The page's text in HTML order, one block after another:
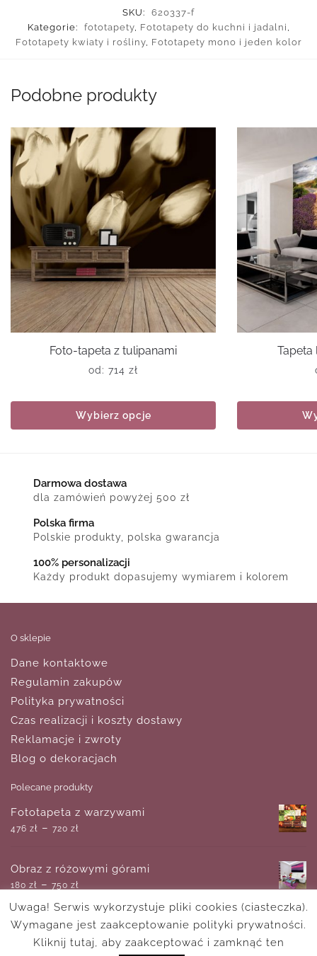
SKU:
620337-f
Kategorie:
fototapety, Fototapety do kuchni i jadalni
Fototapety kwiaty i rośliny, Fototapety mono i jeden kolor
Podobne produkty
Foto-tapeta z tulipanami
od: 714 zł
Wybierz opcje
Darmowa dostawa
dla zamówień powyżej 500 zł
Polska firma
Polskie produkty, polska gwarancja
100% personalizacji
Każdy produkt dopasujemy wymiarem i kolorem
O sklepie
Dane kontaktowe
Regulamin zakupów
Polityka prywatności
Czas realizacji i koszty dostawy
Reklamacje i zwroty
Blog o dekoracjach
Polecane produkty
Fototapeta z warzywami
476 zł – 720 zł
Obraz z różowymi górami
180 zł – 750 zł
Plakat z motywem roślinnym
– 65 zł
Uwaga! Serwis wykorzystuje pliki cookies (ciasteczka).
Wymagane jest zaakceptowanie polityki prywatności.
Kliknij tutaj, aby zaakceptować i zamknąć ten